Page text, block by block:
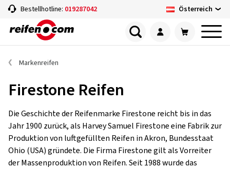
Bestellhotline: 019287042 Österreich
Markenreifen
Firestone Reifen
Die Geschichte der Reifenmarke Firestone reicht bis in das
Jahr 1900 zurück, als Harvey Samuel Firestone eine Fabrik zur
Produktion von luftgefüllten Reifen in Akron, Bundesstaat
Ohio (USA) gründete. Die Firma Firestone gilt als Vorreiter
der Massenproduktion von Reifen. Seit 1988 wurde das